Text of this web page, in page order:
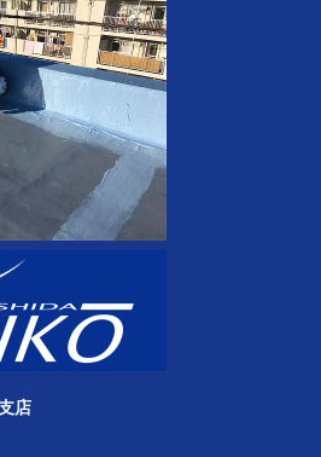
店